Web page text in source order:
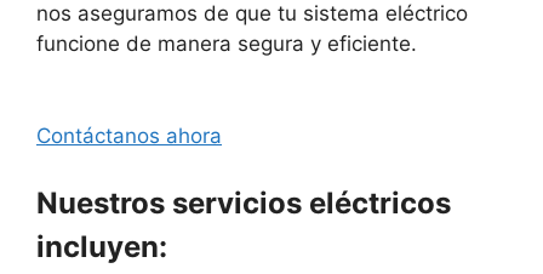
nos aseguramos de que tu sistema eléctrico
funcione de manera segura y eficiente.
Contáctanos ahora
Nuestros servicios eléctricos
incluyen: